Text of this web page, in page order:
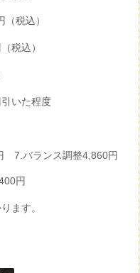
税込）
税込）
いた程度
7.バランス調整4,860円
円
ます。